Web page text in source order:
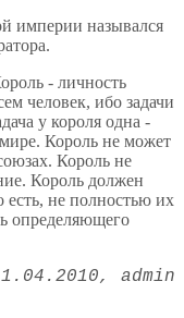
империи назывался
- личность
человек, ибо задачи
у короля одна -
Король не может
Король не
Король должен
не полностью их
определяющего
admin